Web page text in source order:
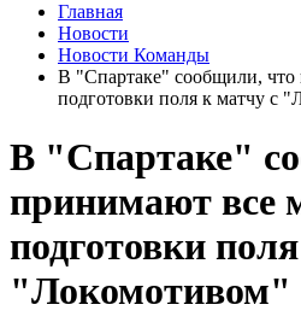
Главная
Новости
Новости Команды
В "Спартаке" сообщили,
подготовки поля к матчу с
В "Спартаке"
принимают все
подготовки
"Локомотивом"